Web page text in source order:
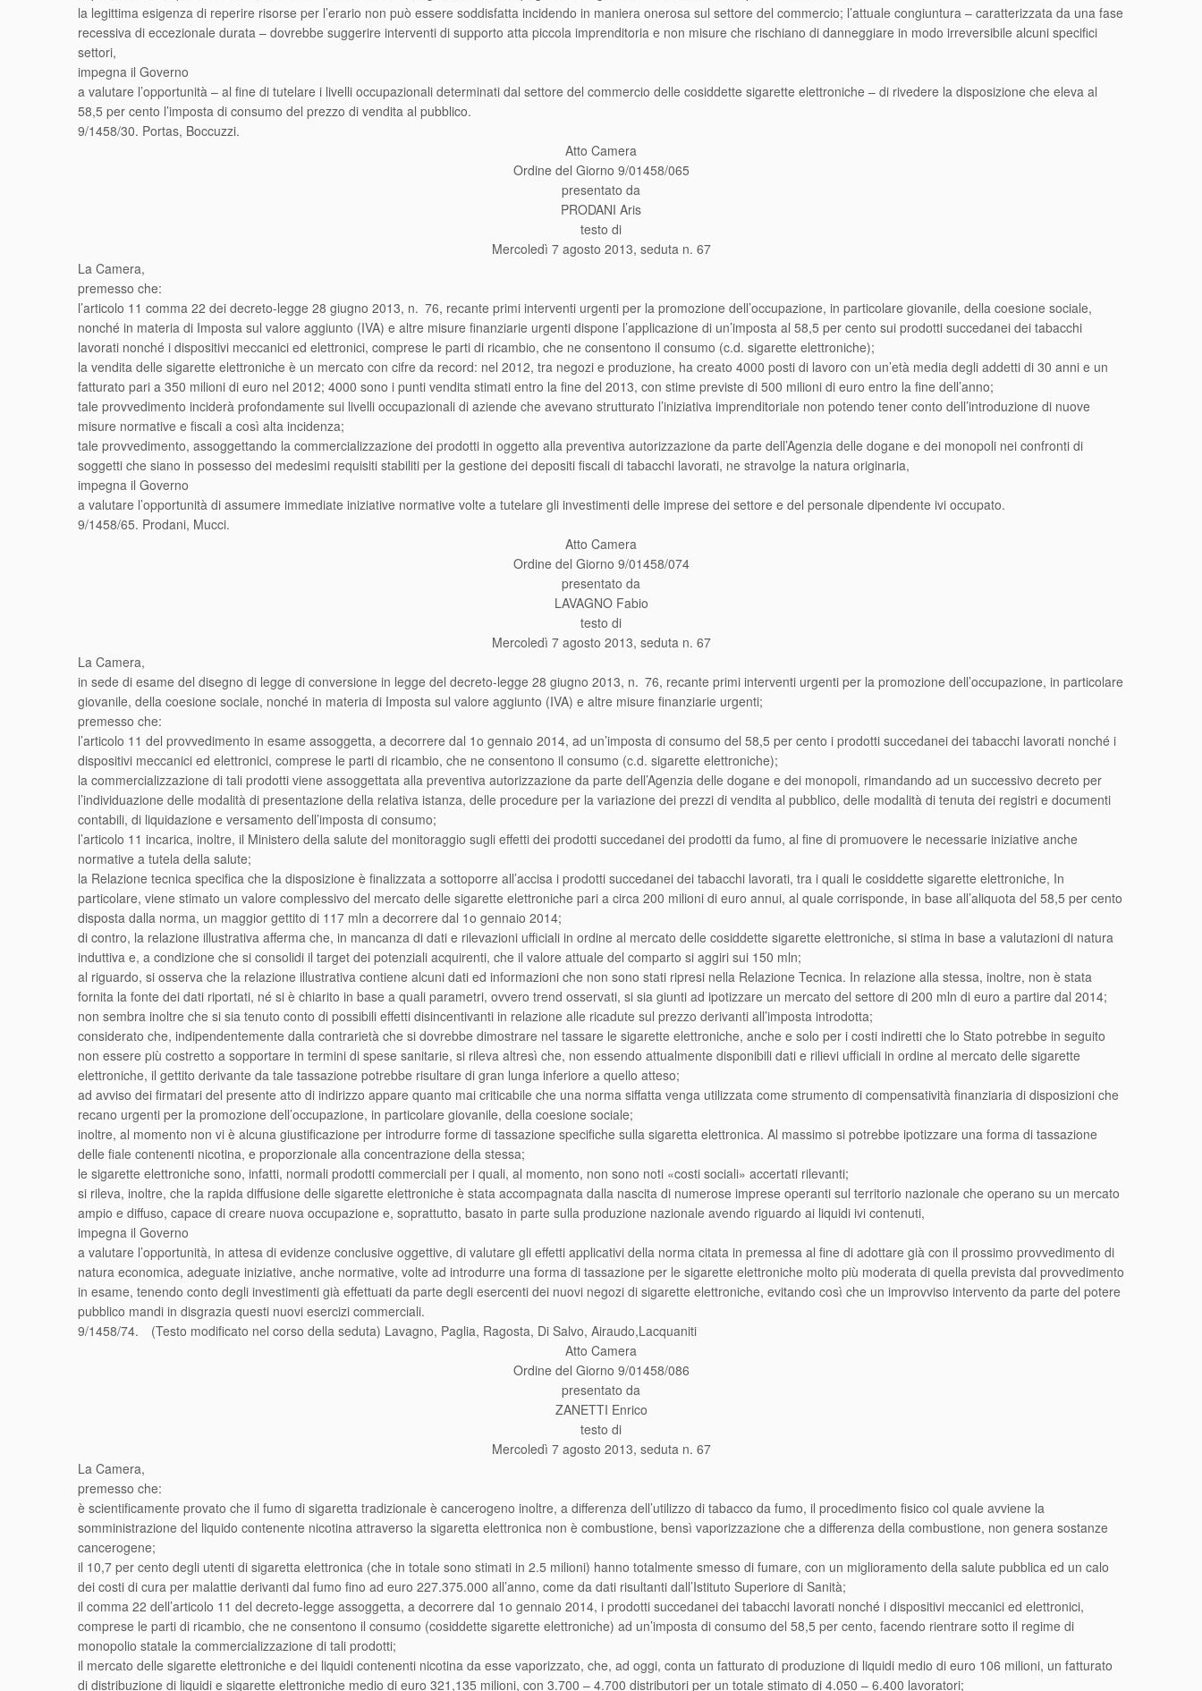
la legittima esigenza di reperire risorse per l’erario non può essere soddisfatta incidendo in maniera onerosa sul settore del commercio; l’attuale congiuntura – caratterizzata da una fase
recessiva di eccezionale durata – dovrebbe suggerire interventi di supporto atta piccola imprenditoria e non misure che rischiano di danneggiare in modo irreversibile alcuni specifici
settori,
impegna il Governo
a valutare l’opportunità – al fine di tutelare i livelli occupazionali determinati dal settore del commercio delle cosiddette sigarette elettroniche – di rivedere la disposizione che eleva al
58,5 per cento l’imposta di consumo del prezzo di vendita al pubblico.
9/1458/30. Portas, Boccuzzi.
Atto Camera
Ordine del Giorno 9/01458/065
presentato da
PRODANI Aris
testo di
Mercoledì 7 agosto 2013, seduta n. 67
La Camera,
premesso che:
l’articolo 11 comma 22 dei decreto-legge 28 giugno 2013, n. 76, recante primi interventi urgenti per la promozione dell’occupazione, in particolare giovanile, della coesione sociale,
nonché in materia di Imposta sul valore aggiunto (IVA) e altre misure finanziarie urgenti dispone l’applicazione di un’imposta al 58,5 per cento sui prodotti succedanei dei tabacchi
lavorati nonché i dispositivi meccanici ed elettronici, comprese le parti di ricambio, che ne consentono il consumo (c.d. sigarette elettroniche);
la vendita delle sigarette elettroniche è un mercato con cifre da record: nel 2012, tra negozi e produzione, ha creato 4000 posti di lavoro con un’età media degli addetti di 30 anni e un
fatturato pari a 350 milioni di euro nel 2012; 4000 sono i punti vendita stimati entro la fine del 2013, con stime previste di 500 milioni di euro entro la fine dell’anno;
tale provvedimento inciderà profondamente sui livelli occupazionali di aziende che avevano strutturato l’iniziativa imprenditoriale non potendo tener conto dell’introduzione di nuove
misure normative e fiscali a così alta incidenza;
tale provvedimento, assoggettando la commercializzazione dei prodotti in oggetto alla preventiva autorizzazione da parte dell’Agenzia delle dogane e dei monopoli nei confronti di
soggetti che siano in possesso dei medesimi requisiti stabiliti per la gestione dei depositi fiscali di tabacchi lavorati, ne stravolge la natura originaria,
impegna il Governo
a valutare l’opportunità di assumere immediate iniziative normative volte a tutelare gli investimenti delle imprese dei settore e del personale dipendente ivi occupato.
9/1458/65. Prodani, Mucci.
Atto Camera
Ordine del Giorno 9/01458/074
presentato da
LAVAGNO Fabio
testo di
Mercoledì 7 agosto 2013, seduta n. 67
La Camera,
in sede di esame del disegno di legge di conversione in legge del decreto-legge 28 giugno 2013, n. 76, recante primi interventi urgenti per la promozione dell’occupazione, in particolare
giovanile, della coesione sociale, nonché in materia di Imposta sul valore aggiunto (IVA) e altre misure finanziarie urgenti;
premesso che:
l’articolo 11 del provvedimento in esame assoggetta, a decorrere dal 1o gennaio 2014, ad un’imposta di consumo del 58,5 per cento i prodotti succedanei dei tabacchi lavorati nonché i
dispositivi meccanici ed elettronici, comprese le parti di ricambio, che ne consentono il consumo (c.d. sigarette elettroniche);
la commercializzazione di tali prodotti viene assoggettata alla preventiva autorizzazione da parte dell’Agenzia delle dogane e dei monopoli, rimandando ad un successivo decreto per
l’individuazione delle modalità di presentazione della relativa istanza, delle procedure per la variazione dei prezzi di vendita al pubblico, delle modalità di tenuta dei registri e documenti
contabili, di liquidazione e versamento dell’imposta di consumo;
l’articolo 11 incarica, inoltre, il Ministero della salute del monitoraggio sugli effetti dei prodotti succedanei dei prodotti da fumo, al fine di promuovere le necessarie iniziative anche
normative a tutela della salute;
la Relazione tecnica specifica che la disposizione è finalizzata a sottoporre all’accisa i prodotti succedanei dei tabacchi lavorati, tra i quali le cosiddette sigarette elettroniche, In
particolare, viene stimato un valore complessivo del mercato delle sigarette elettroniche pari a circa 200 milioni di euro annui, al quale corrisponde, in base all’aliquota del 58,5 per cento
disposta dalla norma, un maggior gettito di 117 mln a decorrere dal 1o gennaio 2014;
di contro, la relazione illustrativa afferma che, in mancanza di dati e rilevazioni ufficiali in ordine al mercato delle cosiddette sigarette elettroniche, si stima in base a valutazioni di natura
induttiva e, a condizione che si consolidi il target dei potenziali acquirenti, che il valore attuale del comparto si aggiri sui 150 mln;
al riguardo, si osserva che la relazione illustrativa contiene alcuni dati ed informazioni che non sono stati ripresi nella Relazione Tecnica. In relazione alla stessa, inoltre, non è stata
fornita la fonte dei dati riportati, né si è chiarito in base a quali parametri, ovvero trend osservati, si sia giunti ad ipotizzare un mercato del settore di 200 mln di euro a partire dal 2014;
non sembra inoltre che si sia tenuto conto di possibili effetti disincentivanti in relazione alle ricadute sul prezzo derivanti all’imposta introdotta;
considerato che, indipendentemente dalla contrarietà che si dovrebbe dimostrare nel tassare le sigarette elettroniche, anche e solo per i costi indiretti che lo Stato potrebbe in seguito
non essere più costretto a sopportare in termini di spese sanitarie, si rileva altresì che, non essendo attualmente disponibili dati e rilievi ufficiali in ordine al mercato delle sigarette
elettroniche, il gettito derivante da tale tassazione potrebbe risultare di gran lunga inferiore a quello atteso;
ad avviso dei firmatari del presente atto di indirizzo appare quanto mai criticabile che una norma siffatta venga utilizzata come strumento di compensatività finanziaria di disposizioni che
recano urgenti per la promozione dell’occupazione, in particolare giovanile, della coesione sociale;
inoltre, al momento non vi è alcuna giustificazione per introdurre forme di tassazione specifiche sulla sigaretta elettronica. Al massimo si potrebbe ipotizzare una forma di tassazione
delle fiale contenenti nicotina, e proporzionale alla concentrazione della stessa;
le sigarette elettroniche sono, infatti, normali prodotti commerciali per i quali, al momento, non sono noti «costi sociali» accertati rilevanti;
si rileva, inoltre, che la rapida diffusione delle sigarette elettroniche è stata accompagnata dalla nascita di numerose imprese operanti sul territorio nazionale che operano su un mercato
ampio e diffuso, capace di creare nuova occupazione e, soprattutto, basato in parte sulla produzione nazionale avendo riguardo ai liquidi ivi contenuti,
impegna il Governo
a valutare l’opportunità, in attesa di evidenze conclusive oggettive, di valutare gli effetti applicativi della norma citata in premessa al fine di adottare già con il prossimo provvedimento di
natura economica, adeguate iniziative, anche normative, volte ad introdurre una forma di tassazione per le sigarette elettroniche molto più moderata di quella prevista dal provvedimento
in esame, tenendo conto degli investimenti già effettuati da parte degli esercenti dei nuovi negozi di sigarette elettroniche, evitando così che un improvviso intervento da parte del potere
pubblico mandi in disgrazia questi nuovi esercizi commerciali.
9/1458/74. (Testo modificato nel corso della seduta) Lavagno, Paglia, Ragosta, Di Salvo, Airaudo,Lacquaniti
Atto Camera
Ordine del Giorno 9/01458/086
presentato da
ZANETTI Enrico
testo di
Mercoledì 7 agosto 2013, seduta n. 67
La Camera,
premesso che:
è scientificamente provato che il fumo di sigaretta tradizionale è cancerogeno inoltre, a differenza dell’utilizzo di tabacco da fumo, il procedimento fisico col quale avviene la
somministrazione del liquido contenente nicotina attraverso la sigaretta elettronica non è combustione, bensì vaporizzazione che a differenza della combustione, non genera sostanze
cancerogene;
il 10,7 per cento degli utenti di sigaretta elettronica (che in totale sono stimati in 2.5 milioni) hanno totalmente smesso di fumare, con un miglioramento della salute pubblica ed un calo
dei costi di cura per malattie derivanti dal fumo fino ad euro 227.375.000 all’anno, come da dati risultanti dall’Istituto Superiore di Sanità;
il comma 22 dell’articolo 11 del decreto-legge assoggetta, a decorrere dal 1o gennaio 2014, i prodotti succedanei dei tabacchi lavorati nonché i dispositivi meccanici ed elettronici,
comprese le parti di ricambio, che ne consentono il consumo (cosiddette sigarette elettroniche) ad un’imposta di consumo del 58,5 per cento, facendo rientrare sotto il regime di
monopolio statale la commercializzazione di tali prodotti;
il mercato delle sigarette elettroniche e dei liquidi contenenti nicotina da esse vaporizzato, che, ad oggi, conta un fatturato di produzione di liquidi medio di euro 106 milioni, un fatturato
di distribuzione di liquidi e sigarette elettroniche medio di euro 321,135 milioni, con 3.700 – 4.700 distributori per un totale stimato di 4.050 – 6.400 lavoratori;